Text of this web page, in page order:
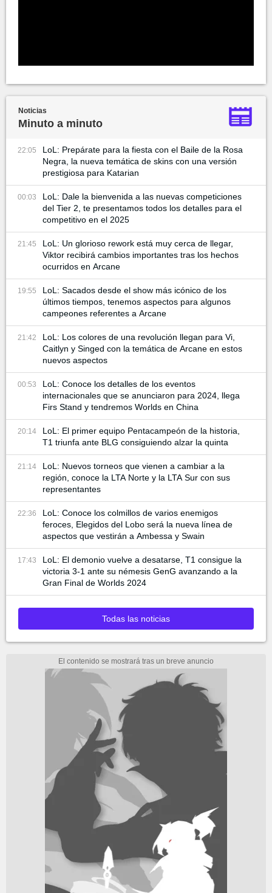
Noticias
Minuto a minuto
22:05
LoL: Prepárate para la fiesta con el Baile de la Rosa
Negra, la nueva temática de skins con una versión
prestigiosa para Katarian
00:03
LoL: Dale la bienvenida a las nuevas competiciones
del Tier 2, te presentamos todos los detalles para el
competitivo en el 2025
21:45
LoL: Un glorioso rework está muy cerca de llegar,
Viktor recibirá cambios importantes tras los hechos
ocurridos en Arcane
19:55
LoL: Sacados desde el show más icónico de los
últimos tiempos, tenemos aspectos para algunos
campeones referentes a Arcane
21:42
LoL: Los colores de una revolución llegan para Vi,
Caitlyn y Singed con la temática de Arcane en estos
nuevos aspectos
00:53
LoL: Conoce los detalles de los eventos
internacionales que se anunciaron para 2024, llega
Firs Stand y tendremos Worlds en China
20:14
LoL: El primer equipo Pentacampeón de la historia,
T1 triunfa ante BLG consiguiendo alzar la quinta
21:14
LoL: Nuevos torneos que vienen a cambiar a la
región, conoce la LTA Norte y la LTA Sur con sus
representantes
22:36
LoL: Conoce los colmillos de varios enemigos
feroces, Elegidos del Lobo será la nueva línea de
aspectos que vestirán a Ambessa y Swain
17:43
LoL: El demonio vuelve a desatarse, T1 consigue la
victoria 3-1 ante su némesis GenG avanzando a la
Gran Final de Worlds 2024
Todas las noticias